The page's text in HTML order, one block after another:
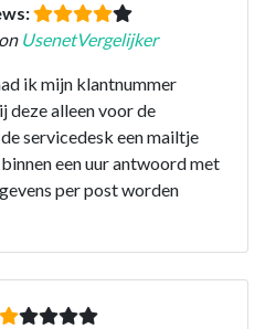
UsenetVergelijker
ik mijn klantnummer
deze alleen voor de
servicedesk een mailtje
een uur antwoord met
per post worden